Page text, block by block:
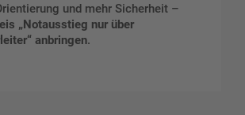
und mehr Sicherheit –
„Notausstieg nur über
anbringen.